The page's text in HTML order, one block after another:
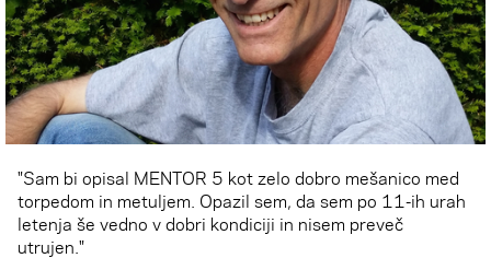
"Sam bi opisal MENTOR 5 kot zelo dobro mešanico med
torpedom in metuljem. Opazil sem, da sem po 11-ih urah
letenja še vedno v dobri kondiciji in nisem preveč
utrujen."